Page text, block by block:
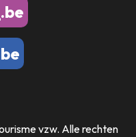
vzw. Alle rechten